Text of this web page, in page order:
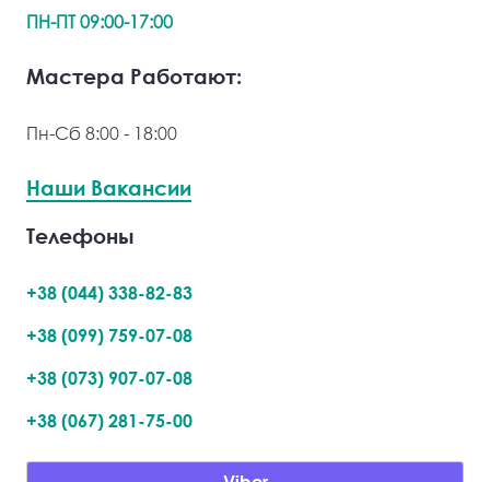
ПН-ПТ 09:00-17:00
Мастера Работают:
Пн-Сб 8:00 - 18:00
Наши Вакансии
Телефоны
+38 (044) 338-82-83
+38 (099) 759-07-08
+38 (073) 907-07-08
+38 (067) 281-75-00